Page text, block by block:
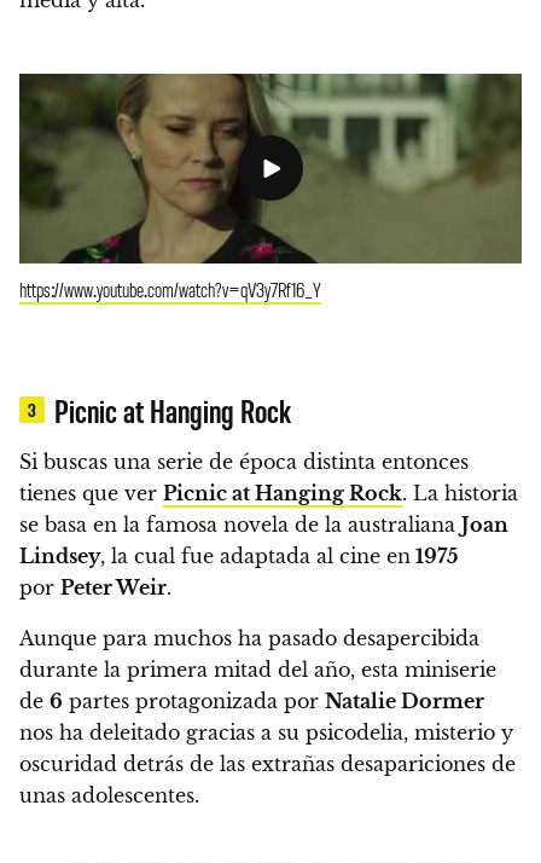
https://www.youtube.com/watch?v=qV3y7Rf16_Y
3 Picnic at Hanging Rock
Si buscas una serie de época distinta entonces
tienes que ver Picnic at Hanging Rock. La historia
se basa en la famosa novela de la australiana Joan
Lindsey, la cual fue adaptada al cine en 1975
por Peter Weir.
Aunque para muchos ha pasado desapercibida
durante la primera mitad del año, esta miniserie
de 6 partes protagonizada por Natalie Dormer
nos ha deleitado gracias a su psicodelia, misterio y
oscuridad detrás de las extrañas desapariciones de
unas adolescentes.